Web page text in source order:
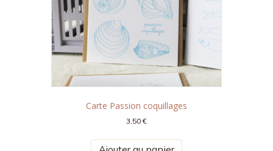
Carte Passion coquillages
3,50€